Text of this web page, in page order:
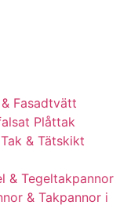
Fasadtvätt
Plåttak
& Tätskikt
& Tegeltakpannor
& Takpannor i